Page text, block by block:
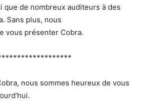
que de nombreux auditeurs à des
Sans plus, nous
vous présenter Cobra.
nous sommes heureux de vous